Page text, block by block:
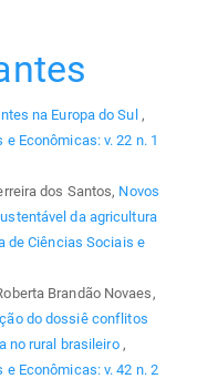
na Europa do Sul ,
Econômicas: v. 22 n. 1
dos Santos, Novos
da agricultura
de Ciências Sociais e
Brandão Novaes,
do dossiê conflitos
no rural brasileiro ,
Econômicas: v. 42 n. 2